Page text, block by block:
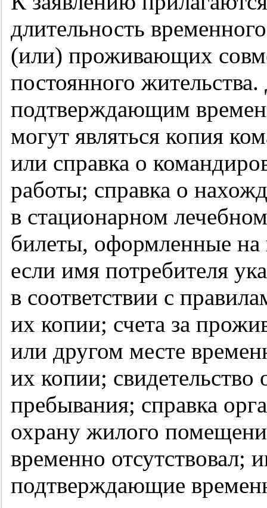
длительность
(или) проживающих
постоянного
подтверждающим
могут являться копия
или справка о
работы; справка о
в стационарном
билеты, оформленные на
если имя потребителя
в соответствии с
их копии; счета за
или другом месте
их копии; свидетельство
пребывания; справка
охрану жилого
временно отсутствовал;
подтверждающие